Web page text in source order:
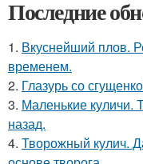
Последние
1. Вкуснейший плов.
временем.
2. Глазурь со
3. Маленькие куличи.
назад.
4. Творожный кулич.